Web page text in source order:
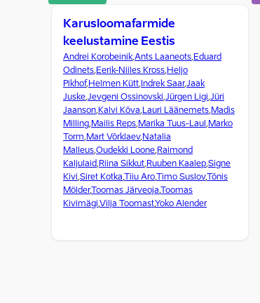
Karusloomafarmide
keelustamine Eestis
Andrei Korobeinik,Ants Laaneots,Eduard
Odinets,Eerik-Niiles Kross,Heljo
Pikhof,Helmen Kütt, Indrek Saar,Jaak
Juske,Jevgeni Ossinovski,Jürgen Ligi,Jüri
Jaanson,Kalvi Kõva,Lauri Läänemets,Madis
Milling,Mailis Reps,Marika Tuus-Laul ,Marko
Torm,Mart Võrklaev,Natalia
Malleus,Oudekki Loone,Raimond
Kaljulaid,Riina Sikkut,Ruuben Kaalep,Signe
Kivi,Siret Kotka,Tiiu Aro,Timo Suslov,Tõnis
Mölder,Toomas Järveoja,Toomas
Kivimägi,Vilja ToomastYoko Alender